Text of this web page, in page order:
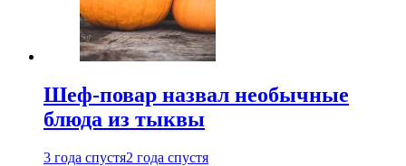
Шеф-повар назвал необычные
блюда из тыквы
3 года спустя2 года спустя